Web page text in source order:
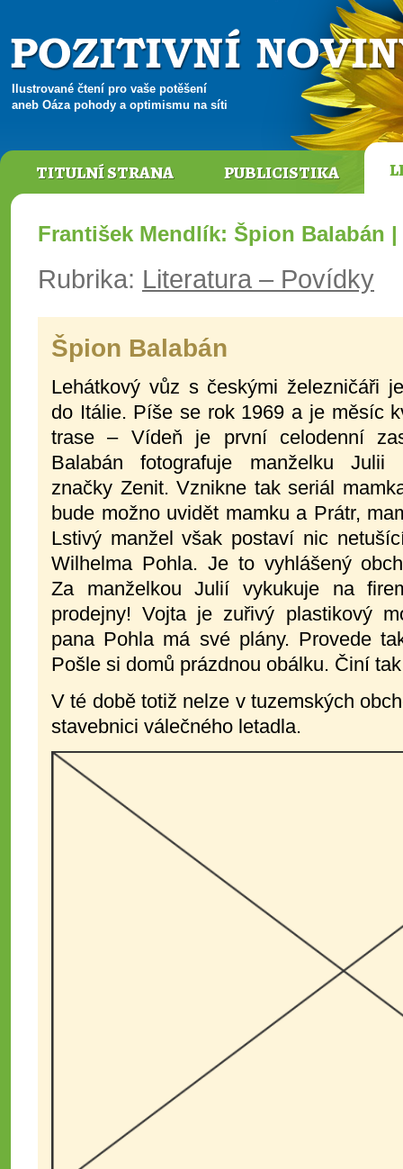
Ilustrované čtení pro vaše potěšení
aneb Oáza pohody a optimismu na síti
TITULNÍ STRANA PUBLICISTIKA
František Mendlík: Špion Balabán
Rubrika: Literatura – Povídky
Špion Balabán
Lehátkový vůz s českými železničáři
do Itálie. Píše se rok 1969 a je měsíc
trase – Vídeň je první celodenní
Balabán fotografuje manželku Julii
značky Zenit. Vznikne tak seriál
bude možno uvidět mamku a Prátr,
Lstivý manžel však postaví nic
Wilhelma Pohla. Je to vyhlášený
Za manželkou Julií vykukuje na
prodejny! Vojta je zuřivý plastikový
pana Pohla má své plány. Provede
Pošle si domů prázdnou obálku. Činí
V té době totiž nelze v tuzemských
stavebnici válečného letadla.